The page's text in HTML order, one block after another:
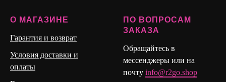
О МАГАЗИНЕ
Гарантия и возврат
Условия доставки и
оплаты
ПО ВОПРОСАМ
ЗАКАЗА
Обращайтесь в
мессенджеры или на
почту info@r2go.shop